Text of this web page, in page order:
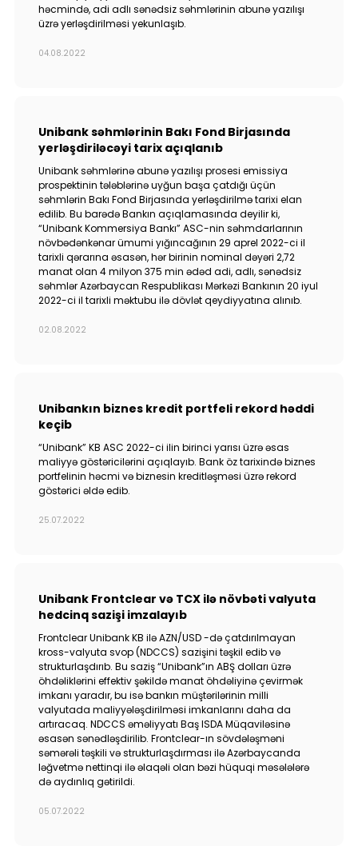
həcmində, adi adlı sənədsiz səhmlərinin abunə yazılışı
üzrə yerləşdirilməsi yekunlaşıb.
04.08.2022
Unibank səhmlərinin Bakı Fond Birjasında
yerləşdiriləcəyi tarix açıqlanıb
Unibank səhmlərinə abunə yazılışı prosesi emissiya
prospektinin tələblərinə uyğun başa çatdığı üçün
səhmlərin Bakı Fond Birjasında yerləşdirilmə tarixi elan
edilib. Bu barədə Bankın açıqlamasında deyilir ki,
“Unibank Kommersiya Bankı” ASC-nin səhmdarlarının
növbədənkənar ümumi yığıncağının 29 aprel 2022-ci il
tarixli qərarına əsasən, hər birinin nominal dəyəri 2,72
manat olan 4 milyon 375 min ədəd adi, adlı, sənədsiz
səhmlər Azərbaycan Respublikası Mərkəzi Bankının 20 iyul
2022-ci il tarixli məktubu ilə dövlət qeydiyyatına alınıb.
02.08.2022
Unibankın biznes kredit portfeli rekord həddi
keçib
“Unibank” KB ASC 2022-ci ilin birinci yarısı üzrə əsas
maliyyə göstəricilərini açıqlayıb. Bank öz tarixində biznes
portfelinin həcmi və biznesin kreditləşməsi üzrə rekord
göstərici əldə edib.
25.07.2022
Unibank Frontclear və TCX ilə növbəti valyuta
hedcinq sazişi imzalayıb
Frontclear Unibank KB ilə AZN/USD -də çatdırılmayan
kross-valyuta svop (NDCCS) sazişini təşkil edib və
strukturlaşdırıb. Bu saziş “Unibank”ın ABŞ dolları üzrə
öhdəliklərini effektiv şəkildə manat öhdəliyinə çevirmək
imkanı yaradır, bu isə bankın müştərilərinin milli
valyutada maliyyələşdirilməsi imkanlarını daha da
artıracaq. NDCCS əməliyyatı Baş ISDA Müqaviləsinə
əsasən sənədləşdirilib. Frontclear-ın sövdələşməni
səmərəli təşkili və strukturlaşdırması ilə Azərbaycanda
ləğvetmə nettinqi ilə əlaqəli olan bəzi hüquqi məsələlərə
də aydınlıq gətirildi.
05.07.2022